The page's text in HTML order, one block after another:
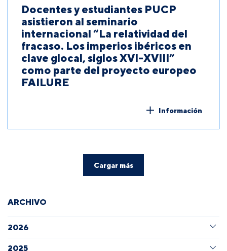
Docentes y estudiantes PUCP
asistieron al seminario
internacional “La relatividad del
fracaso. Los imperios ibéricos en
clave glocal, siglos XVI-XVIII”
como parte del proyecto europeo
FAILURE
Información
Cargar más
ARCHIVO
2026
2025